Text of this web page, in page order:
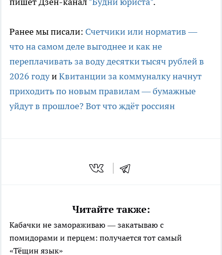
Ранее мы писали: Счетчики или норматив —
что на самом деле выгоднее и как не
переплачивать за воду десятки тысяч рублей в
2026 годуиКвитанции за коммуналку начнут
приходить по новым правилам — бумажные
уйдут в прошлое? Вот что ждёт россиян
Читайте также:
Кабачки не замораживаю — закатываю с
помидорами и перцем: получается тот самый
«Тёщин язык»